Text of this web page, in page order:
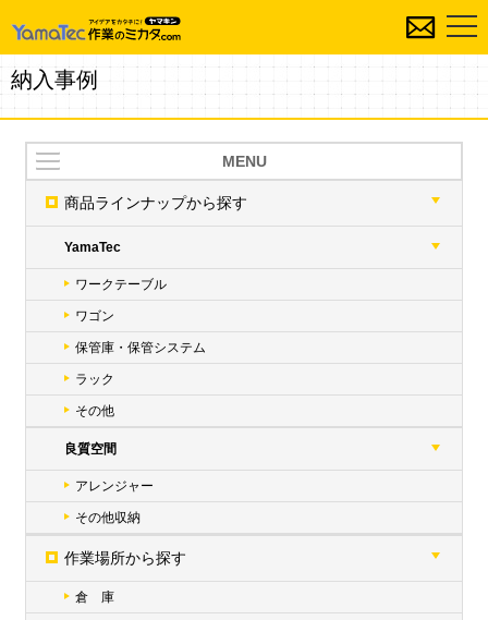
納入事例
MENU
商品ラインナップから探す
YamaTec
ワークテーブル
ワゴン
保管庫・保管システム
ラック
その他
良質空間
アレンジャー
その他収納
作業場所から探す
倉 庫